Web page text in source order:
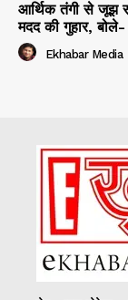
आर्थिक तंगी से जूझ
मदद की गुहार,
Ekhabar Media